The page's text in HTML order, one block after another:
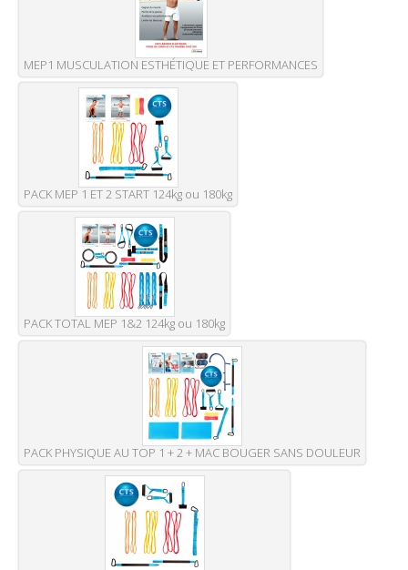
MEP1 MUSCULATION ESTHÉTIQUE ET PERFORMANCES
PACK MEP 1 ET 2 START 124kg ou 180kg
PACK TOTAL MEP 1&2 124kg ou 180kg
PACK PHYSIQUE AU TOP 1 + 2 + MAC BOUGER SANS DOULEUR